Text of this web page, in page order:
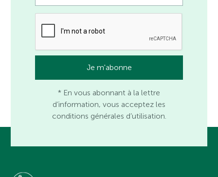
* En vous abonnant à la lettre
d’information, vous acceptez les
conditions générales d’utilisation.